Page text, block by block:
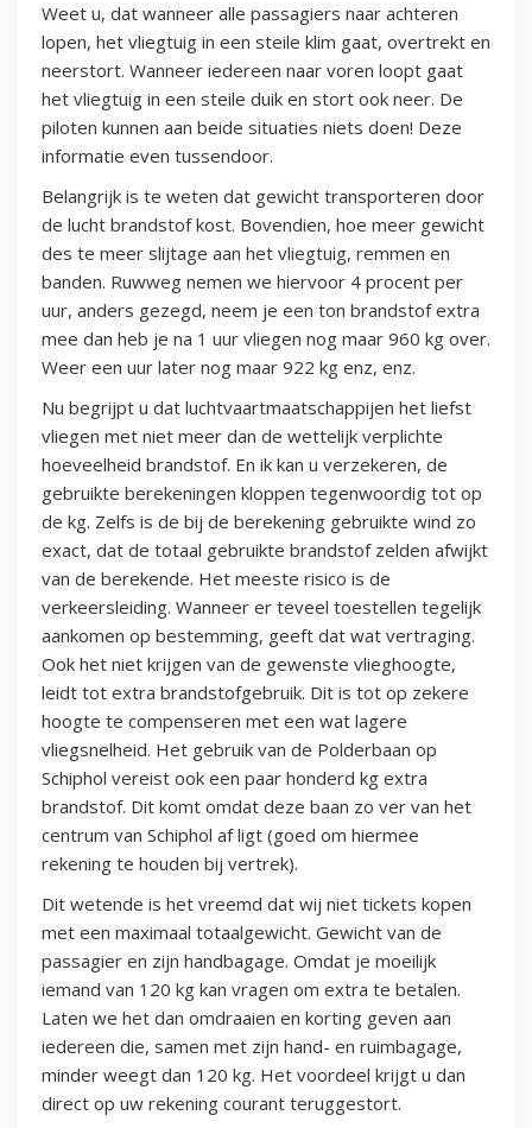
Weet u, dat wanneer alle passagiers naar achteren
lopen, het vliegtuig in een steile klim gaat, overtrekt en
neerstort. Wanneer iedereen naar voren loopt gaat
het vliegtuig in een steile duik en stort ook neer. De
piloten kunnen aan beide situaties niets doen! Deze
informatie even tussendoor.
Belangrijk is te weten dat gewicht transporteren door
de lucht brandstof kost. Bovendien, hoe meer gewicht
des te meer slijtage aan het vliegtuig, remmen en
banden. Ruwweg nemen we hiervoor 4 procent per
uur, anders gezegd, neem je een ton brandstof extra
mee dan heb je na 1 uur vliegen nog maar 960 kg over.
Weer een uur later nog maar 922 kg enz, enz.
Nu begrijpt u dat luchtvaartmaatschappijen het liefst
vliegen met niet meer dan de wettelijk verplichte
hoeveelheid brandstof. En ik kan u verzekeren, de
gebruikte berekeningen kloppen tegenwoordig tot op
de kg. Zelfs is de bij de berekening gebruikte wind zo
exact, dat de totaal gebruikte brandstof zelden afwijkt
van de berekende. Het meeste risico is de
verkeersleiding. Wanneer er teveel toestellen tegelijk
aankomen op bestemming, geeft dat wat vertraging.
Ook het niet krijgen van de gewenste vlieghoogte,
leidt tot extra brandstofgebruik. Dit is tot op zekere
hoogte te compenseren met een wat lagere
vliegsnelheid. Het gebruik van de Polderbaan op
Schiphol vereist ook een paar honderd kg extra
brandstof. Dit komt omdat deze baan zo ver van het
centrum van Schiphol af ligt (goed om hiermee
rekening te houden bij vertrek).
Dit wetende is het vreemd dat wij niet tickets kopen
met een maximaal totaalgewicht. Gewicht van de
passagier en zijn handbagage. Omdat je moeilijk
iemand van 120 kg kan vragen om extra te betalen.
Laten we het dan omdraaien en korting geven aan
iedereen die, samen met zijn hand- en ruimbagage,
minder weegt dan 120 kg. Het voordeel krijgt u dan
direct op uw rekening courant teruggestort.